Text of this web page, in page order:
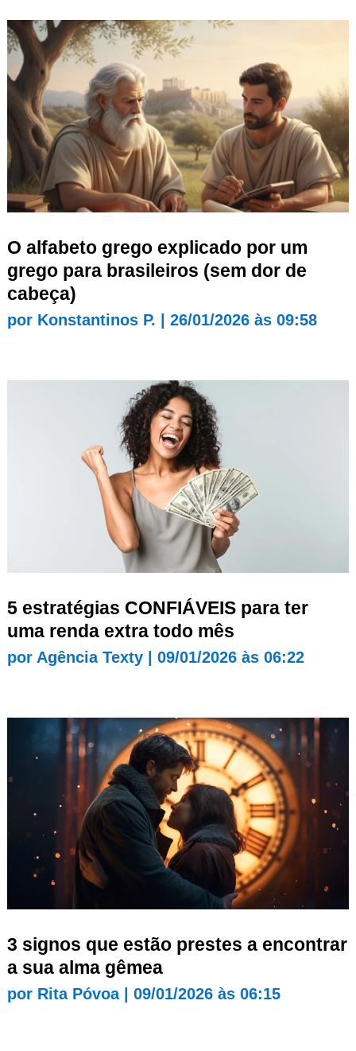
O alfabeto grego explicado por um
grego para brasileiros (sem dor de
cabeça)
por Konstantinos P. | 26/01/2026 às 09:58
5 estratégias CONFIÁVEIS para ter
uma renda extra todo mês
por Agência Texty| 09/01/2026 às 06:22
3 signos que estão prestes a encontrar
a sua alma gêmea
por Rita Póvoa| 09/01/2026 às 06:15